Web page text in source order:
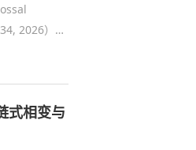
2026）。
化探索等
式相变与